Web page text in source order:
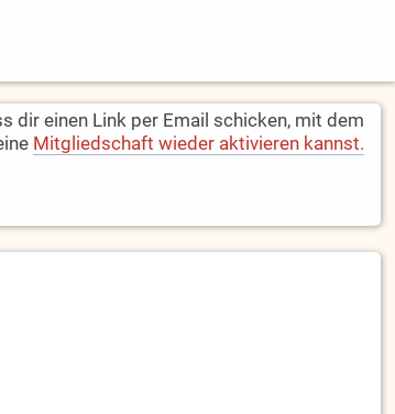
dir einen Link per Email schicken, mit dem
Mitgliedschaft wieder aktivieren kannst.